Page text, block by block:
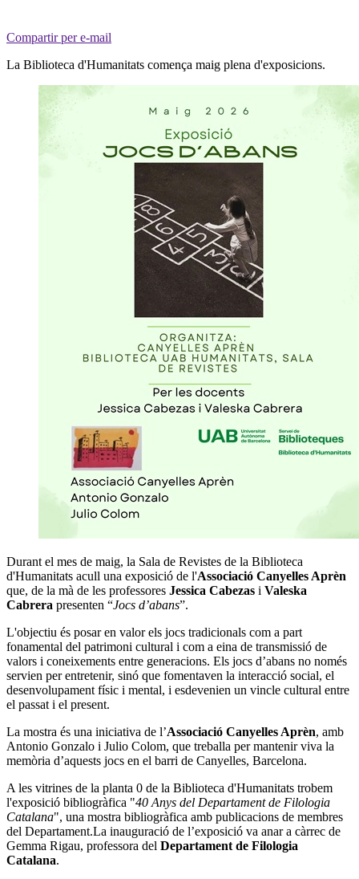
Compartir per e-mail
La Biblioteca d'Humanitats comença maig plena d'exposicions.
Durant el mes de maig, la Sala de Revistes de la Biblioteca
d'Humanitats acull una exposició de l'Associació Canyelles Aprèn
que, de la mà de les professores Jessica Cabezas i Valeska
Cabrera presenten “Jocs d’abans”.
L'objectiu és posar en valor els jocs tradicionals com a part
fonamental del patrimoni cultural i com a eina de transmissió de
valors i coneixements entre generacions. Els jocs d’abans no només
servien per entretenir, sinó que fomentaven la interacció social, el
desenvolupament físic i mental, i esdevenien un vincle cultural entre
el passat i el present.
La mostra és una iniciativa de l’Associació Canyelles Aprèn, amb
Antonio Gonzalo i Julio Colom, que treballa per mantenir viva la
memòria d’aquests jocs en el barri de Canyelles, Barcelona.
A les vitrines de la planta 0 de la Biblioteca d'Humanitats trobem
l'exposició bibliogràfica "40 Anys del Departament de Filologia
Catalana", una mostra bibliogràfica amb publicacions de membres
del Departament.La inauguració de l’exposició va anar a càrrec de
Gemma Rigau, professora del Departament de Filologia
Catalana.